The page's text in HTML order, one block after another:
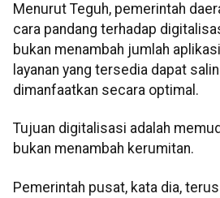
Menurut Teguh, pemerintah
cara pandang terhadap
bukan menambah jumlah
layanan yang tersedia dapat
dimanfaatkan secara optimal.
Tujuan digitalisasi adalah
bukan menambah kerumitan.
Pemerintah pusat, kata dia,